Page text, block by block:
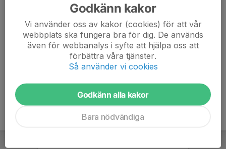
Här hamnar automatiskt de senaste nyheterna på hemsidan. För
att kunna börja administrera hemsidan loggar du in högst upp till
höger.
Godkänn kakor
Vi använder oss av kakor (cookies) för att vår
webbplats ska fungera bra för dig. De används
även för webbanalys i syfte att hjälpa oss att
förbättra våra tjänster.
Så använder vi cookies
Godkänn alla kakor
Bara nödvändiga